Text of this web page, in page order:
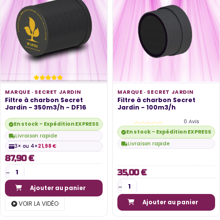
MARQUE · SECRET JARDIN
Filtre à charbon Secret
Jardin - 350m3/h - DF16
En stock - Expédition EXPRESS disponible
Livraison rapide
3× ou 4×21,98 €
87,90 €
Ajouter au panier
VOIR LA VIDÉO
MARQUE · SECRET JARDIN
Filtre à charbon Secret
Jardin - 100m3/h
0 Avis
En stock - Expédition EXPRESS
Livraison rapide
35,00 €
Ajouter au panier